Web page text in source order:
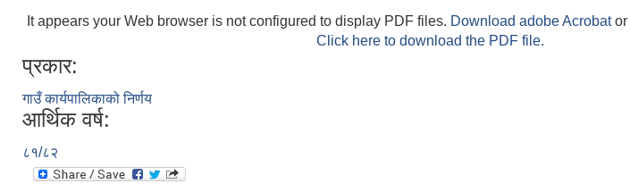
It appears your Web browser is not configured to display PDF files. Download adobe Acrobator
Click here to download the PDF file.
प्रकार:
गाउँ कार्यपालिकाको निर्णय
आर्थिक वर्ष:
८१/८२